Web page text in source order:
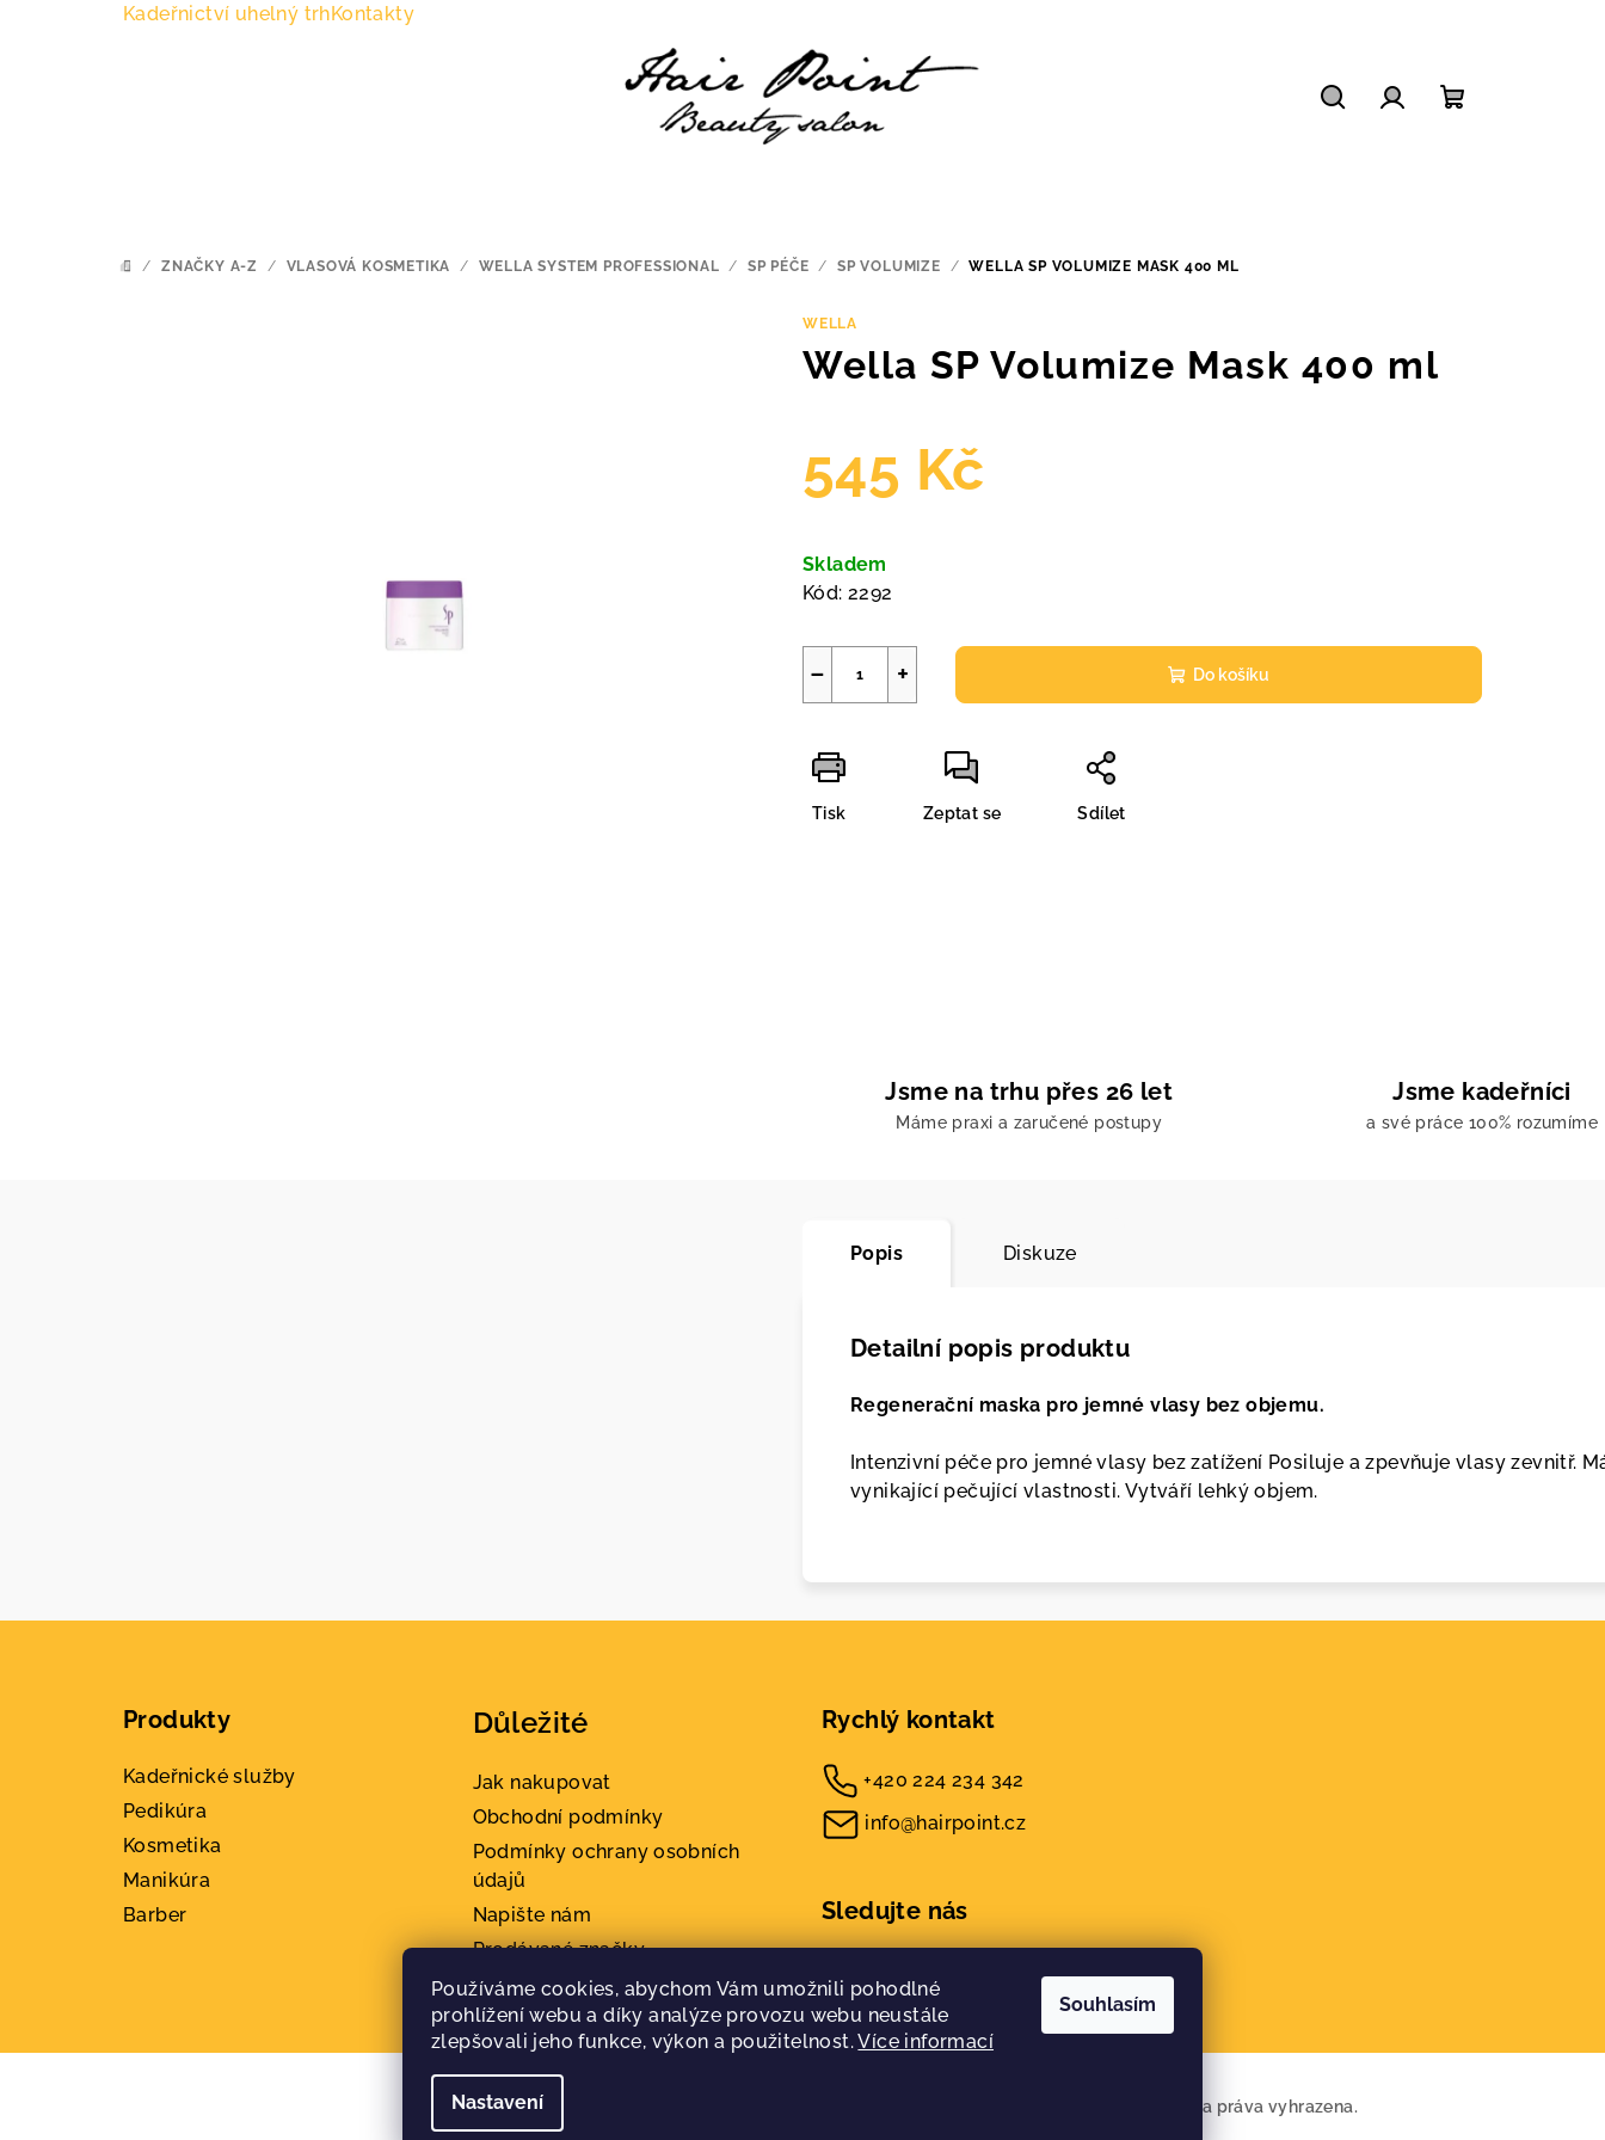
Používáme cookies, abychom Vám umožnili pohodlné
prohlížení webu a díky analýze provozu webu neustále
zlepšovali jeho funkce, výkon a použitelnost.Více informací
Nastavení
Souhlasím
Kadeřnictví uhelný trhKontakty
DOMŮ
/ ZNAČKY A-Z / VLASOVÁ KOSMETIKA / WELLA SYSTEM PROFESSIONAL / SP PÉČE / SP VOLUMIZE / WELLA SP VOLUMIZE MASK 400 ML
WELLA
Wella SP Volumize Mask 400 ml
545 Kč
cena:
Skladem
Kód: 2292
+
− Do košíku
Tisk Zeptat se Sdílet
Jsme na trhu přes 26 let
Máme praxi a zaručené postupy
Jsme kadeřníci
a své práce 100% rozumíme
Popis Diskuze
Detailní popis produktu
Regenerační maska pro jemné vlasy bez objemu.
Intenzivní péče pro jemné vlasy bez zatížení Posiluje a zpevňuje vlasy zevnitř.
vynikající pečující vlastnosti. Vytváří lehký objem.
Produkty
Kadeřnické služby
Pedikúra
Kosmetika
Manikúra
Barber
Důležité
Jak nakupovat
Obchodní podmínky
Podmínky ochrany osobních
údajů
Napište nám
Prodávané značky
Kontakty
Rychlý kontakt
+420 224 234 342
info@hairpoint.cz
Sledujte nás
. Všechna práva vyhrazena.